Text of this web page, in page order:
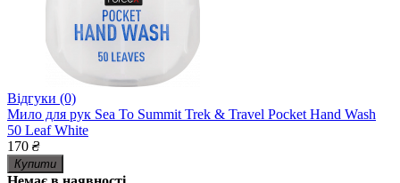
Відгуки (0)
Мило для рук Sea To Summit Trek & Travel Pocket Hand Wash
50 Leaf White
170 ₴
Купити